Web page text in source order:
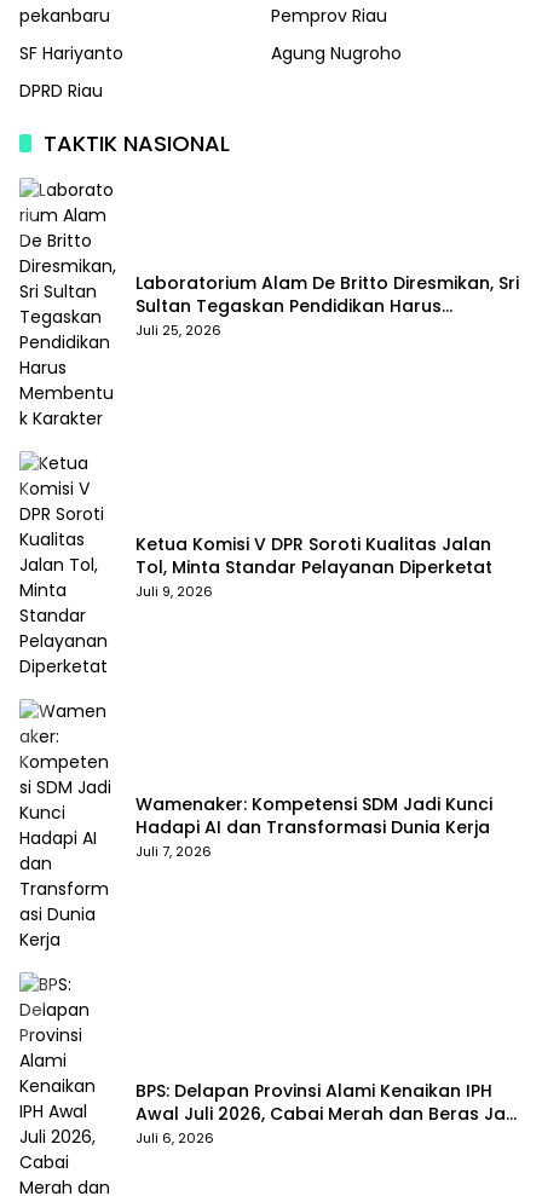
pekanbaru
Pemprov Riau
SF Hariyanto
Agung Nugroho
DPRD Riau
TAKTIK NASIONAL
Laboratorium Alam De Britto Diresmikan, Sri
Sultan Tegaskan Pendidikan Harus
Membentuk Karakter
Juli 25, 2026
Ketua Komisi V DPR Soroti Kualitas Jalan
Tol, Minta Standar Pelayanan Diperketat
Juli 9, 2026
Wamenaker: Kompetensi SDM Jadi Kunci
Hadapi AI dan Transformasi Dunia Kerja
Juli 7, 2026
BPS: Delapan Provinsi Alami Kenaikan IPH
Awal Juli 2026, Cabai Merah dan Beras Jadi
Pemicu
Juli 6, 2026